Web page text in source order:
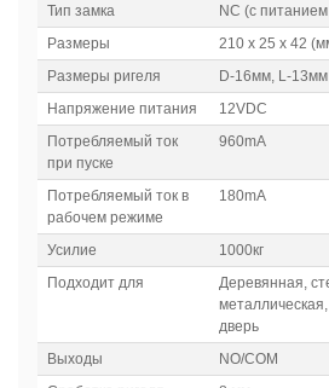
Тип замка
NC (с
Размеры
210 x 25 x 42
Размеры ригеля
D-16мм, L-13мм
Напряжение питания
12VDC
Потребляемый ток
при пуске
960mA
Потребляемый ток в
рабочем режиме
180mA
Усилие
1000кг
Подходит для
Деревянная,
дверь
Выходы
NO/COM